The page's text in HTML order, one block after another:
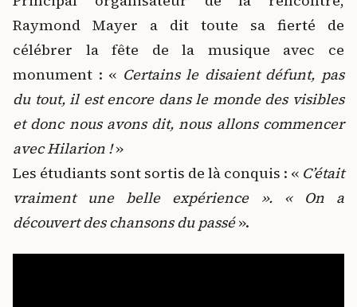
Raymond Mayer a dit toute sa fierté de
célébrer la fête de la musique avec ce
monument : « Certains le disaient défunt, pas
du tout, il est encore dans le monde des visibles
et donc nous avons dit, nous allons commencer
avec Hilarion !»
Les étudiants sont sortis de là conquis : « C’était
vraiment une belle expérience ». « On a
découvert des chansons du passé».